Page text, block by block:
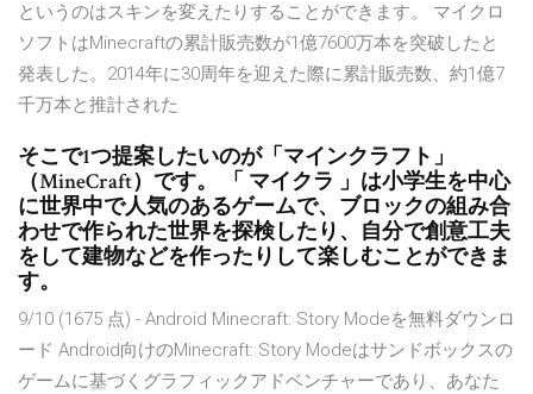
というのはスキンを変えたりすることができます。 マイクロ
ソフトはMinecraftの累計販売数が1億7600万本を突破したと
発表した。2014年に30周年を迎えた際に累計販売数、約1億7
千万本と推計された
そこで1つ提案したいのが「マインクラフト」
（MineCraft）です。 「 マイクラ 」は小学生を中心
に世界中で人気のあるゲームで、ブロックの組み合
わせで作られた世界を探検したり、自分で創意工夫
をして建物などを作ったりして楽しむことができま
す。
9/10 (1675 点) - Android Minecraft: Story Modeを無料ダウンロ
ード Android向けのMinecraft: Story Modeはサンドボックスの
ゲームに基づくグラフィックアドベンチャーであり、あなた